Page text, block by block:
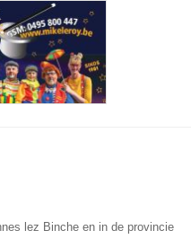
lez Binche en in de provincie